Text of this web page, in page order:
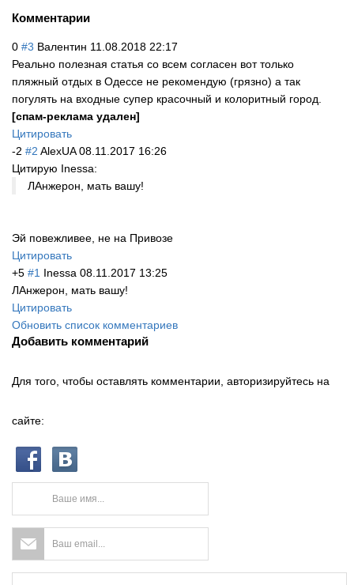
Комментарии
0 #3 Валентин 11.08.2018 22:17
Реально полезная статья со всем согласен вот только
пляжный отдых в Одессе не рекомендую (грязно) а так
погулять на входные супер красочный и колоритный город.
[спам-реклама удален]
Цитировать
-2 #2 AlexUA 08.11.2017 16:26
Цитирую Inessa:
ЛАнжерон, мать вашу!
Эй повежливее, не на Привозе
Цитировать
+5 #1 Inessa 08.11.2017 13:25
ЛАнжерон, мать вашу!
Цитировать
Обновить список комментариев
Добавить комментарий
Для того, чтобы оставлять комментарии, авторизируйтесь на
сайте: